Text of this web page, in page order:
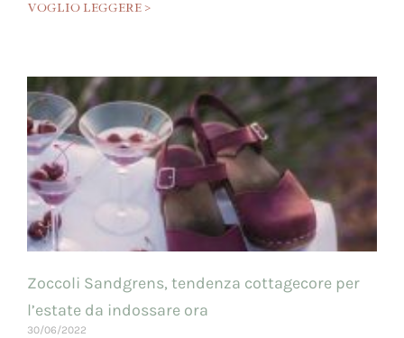
VOGLIO LEGGERE >
Zoccoli Sandgrens, tendenza cottagecore per
l’estate da indossare ora
30/06/2022